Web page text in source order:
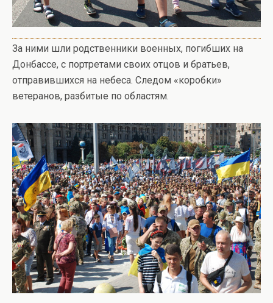
За ними шли родственники военных, погибших на
Донбассе, с портретами своих отцов и братьев,
отправившихся на небеса. Следом «коробки»
ветеранов, разбитые по областям.